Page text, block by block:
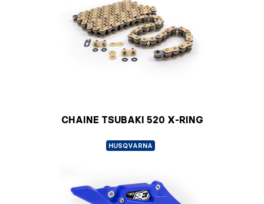
CHAINE TSUBAKI 520 X-RING
HUSQVARNA